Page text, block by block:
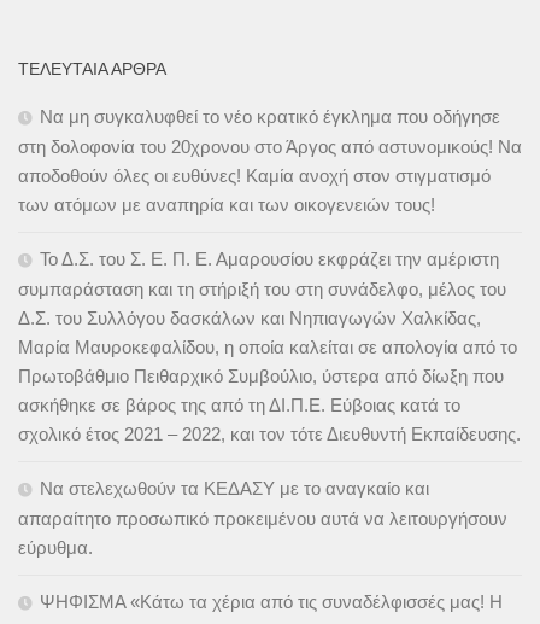
ΤΕΛΕΥΤΑΊΑ ΆΡΘΡΑ
Να μη συγκαλυφθεί το νέο κρατικό έγκλημα που οδήγησε
στη δολοφονία του 20χρονου στο Άργος από αστυνομικούς! Να
αποδοθούν όλες οι ευθύνες! Καμία ανοχή στον στιγματισμό
των ατόμων με αναπηρία και των οικογενειών τους!
Το Δ.Σ. του Σ. Ε. Π. Ε. Αμαρουσίου εκφράζει την αμέριστη
συμπαράσταση και τη στήριξή του στη συνάδελφο, μέλος του
Δ.Σ. του Συλλόγου δασκάλων και Νηπιαγωγών Χαλκίδας,
Μαρία Μαυροκεφαλίδου, η οποία καλείται σε απολογία από το
Πρωτοβάθμιο Πειθαρχικό Συμβούλιο, ύστερα από δίωξη που
ασκήθηκε σε βάρος της από τη ΔΙ.Π.Ε. Εύβοιας κατά το
σχολικό έτος 2021 – 2022, και τον τότε Διευθυντή Εκπαίδευσης.
Να στελεχωθούν τα ΚΕΔΑΣΥ με το αναγκαίο και
απαραίτητο προσωπικό προκειμένου αυτά να λειτουργήσουν
εύρυθμα.
ΨΗΦΙΣΜΑ «Κάτω τα χέρια από τις συναδέλφισσές μας! Η